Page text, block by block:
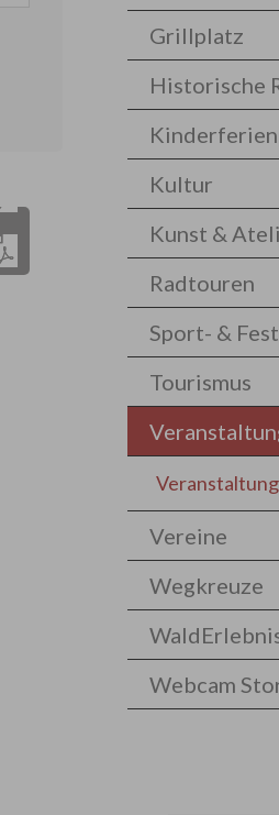
Grillplatz
Historische
Kultur
Kunst &
Radtouren
Sport- &
Tourismus
Vereine
Wegkreuze
Webcam